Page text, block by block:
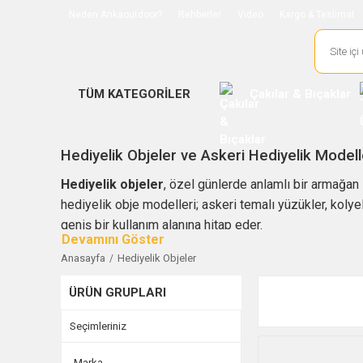
TÜM KATEGORİLER
Hediyelik Objeler ve Askeri Hediyelik
Hediyelik objeler, özel günlerde anlamlı bir
hediyelik obje modelleri; askeri temalı yüzükler,
geniş bir kullanım alanına hitap eder.
Polis Özel Harekat temalı hediyelikler, askeri devre
klasik hediyelerden farklı bir seçenek sunar.
Kategori içerisinde asker kolyesi, askeri çakmak,
Anasayfa Hediyelik Objeler
ÜRÜN GRUPLARI
Seçimleriniz